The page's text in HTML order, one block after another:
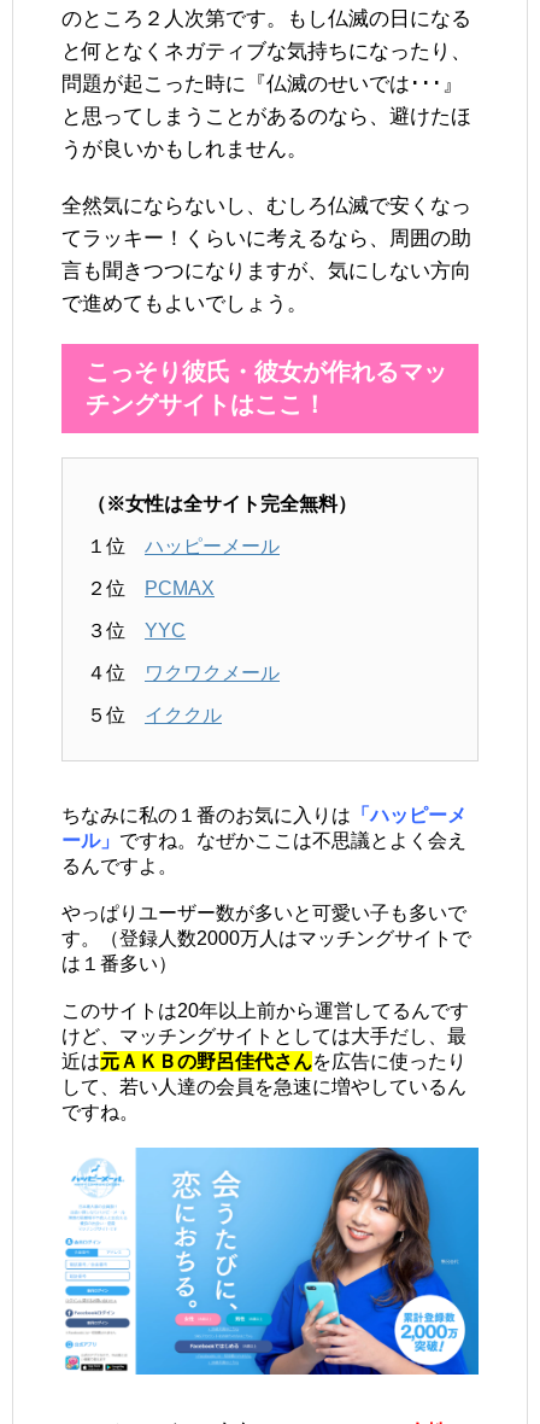
のところ２人次第です。もし仏滅の日になる
と何となくネガティブな気持ちになったり、
問題が起こった時に『仏滅のせいでは･･･』
と思ってしまうことがあるのなら、避けたほ
うが良いかもしれません。
全然気にならないし、むしろ仏滅で安くなっ
てラッキー！くらいに考えるなら、周囲の助
言も聞きつつになりますが、気にしない方向
で進めてもよいでしょう。
こっそり彼氏・彼女が作れるマッ
チングサイトはここ！
（※女性は全サイト完全無料）
１位 ハッピーメール
２位 PCMAX
３位 YYC
４位 ワクワクメール
５位 イククル
ちなみに私の１番のお気に入りは 「ハッピーメ
ール」 ですね。なぜかここは不思議とよく会え
るんですよ。
やっぱりユーザー数が多いと可愛い子も多いで
す。（登録人数2000万人はマッチングサイトで
は１番多い）
このサイトは20年以上前から運営してるんです
けど、マッチングサイトとしては大手だし、最
近は元ＡＫＢの野呂佳代さんを広告に使ったり
して、若い人達の会員を急速に増やしているん
ですね。